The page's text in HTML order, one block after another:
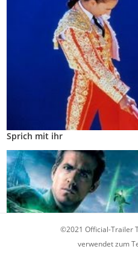
Sprich mit ihr
©2021 Official-Trailer
verwendet zum